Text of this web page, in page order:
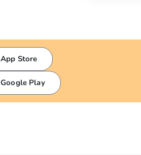
App Store
Google Play